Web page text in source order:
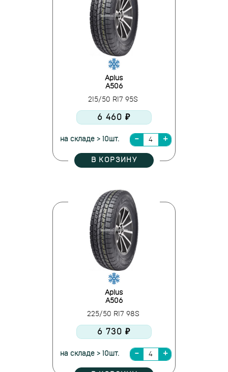
Aplus
A506
215/50 R17 95S
6 460 ₽
на складе > 10шт.
В КОРЗИНУ
Aplus
A506
225/50 R17 98S
6 730 ₽
на складе > 10шт.